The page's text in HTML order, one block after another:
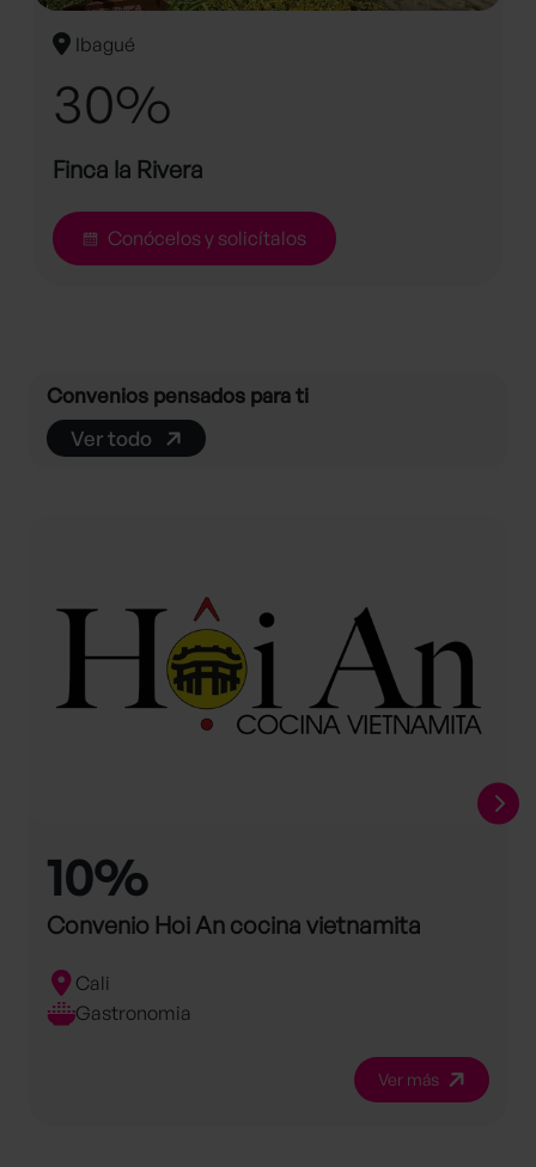
Ibagué
30%
Finca la Rivera
Conócelos y solicítalos
Convenios pensados para ti
Ver todo
10%
Convenio Hoi An cocina vietnamita
Cali
Gastronomia
Ver más